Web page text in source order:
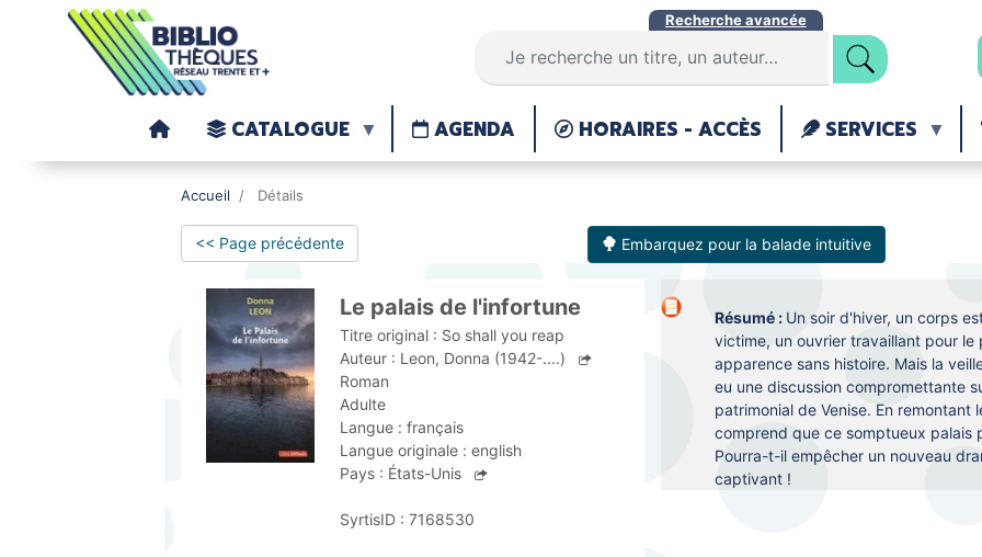
Aller
contenu
principal
Recherche avancée
CATALOGUE AGENDA HORAIRES - ACCÈS SERVICES
Accueil Détails
Embarquez pour la balade intuitive
<< Page précédente
Le palais de l'infortune
Titre original : So shall you reap
Auteur : Leon, Donna (1942-....)
Roman
Adulte
Langue : français
Langue originale : english
Pays : États-Unis
SyrtisID : 7168530
Résumé : Un soir d'hiver, un corps
victime, un ouvrier travaillant pour
apparence sans histoire. Mais la
eu une discussion compromettante
patrimonial de Venise. En remontant
comprend que ce somptueux palais
Pourra-t-il empêcher un nouveau
captivant !